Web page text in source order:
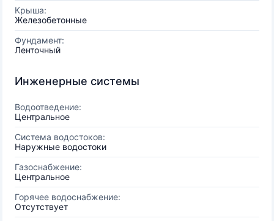
Крыша:
Железобетонные
Фундамент:
Ленточный
Инженерные системы
Водоотведение:
Центральное
Система водостоков:
Наружные водостоки
Газоснабжение:
Центральное
Горячее водоснабжение:
Отсутствует